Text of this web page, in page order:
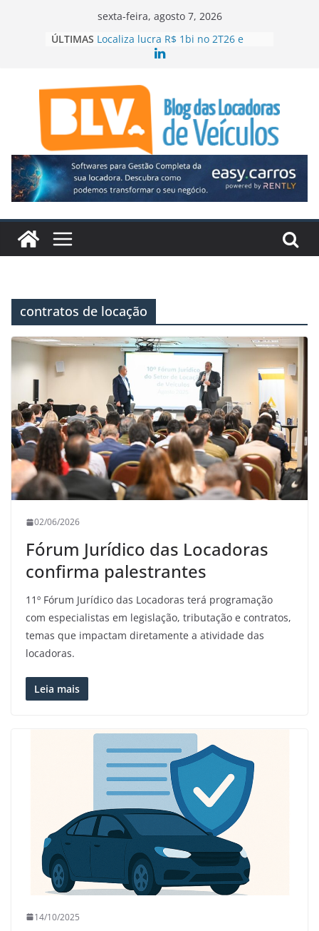
sexta-feira, agosto 7, 2026
ÚLTIMAS Localiza lucra R$ 1bi no 2T26 e
acelera crescimento
ampliar locação de veículos
ABLA contrata executiva para o RJ e
ES
Mercado aquecido leva Localiza
Seminovos Caminhões ao Sul
Quando o site da locadora passa a
vender
contratos de locação
02/06/2026
Fórum Jurídico das Locadoras
confirma palestrantes
11º Fórum Jurídico das Locadoras terá programação
com especialistas em legislação, tributação e contratos,
temas que impactam diretamente a atividade das
locadoras.
Leia mais
14/10/2025